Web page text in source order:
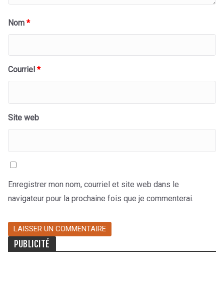
Nom *
Courriel *
Site web
Enregistrer mon nom, courriel et site web dans le
navigateur pour la prochaine fois que je commenterai.
PUBLICITÉ